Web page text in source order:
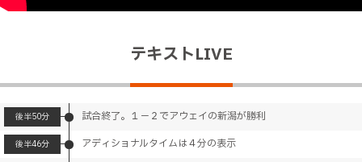
テキストLIVE
後半50分 試合終了。１－２でアウェイの新潟が勝利
後半46分 アディショナルタイムは４分の表示